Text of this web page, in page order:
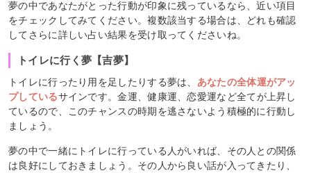
夢の中であなたがとった行動が印象に残っているなら、近い項目
をチェックしてみてください。複数該当する場合は、どれも確認
してさらに詳しい占い結果を受け取ってくださいね。
トイレに行く夢【吉夢】
トイレに行ったり用を足したりする夢は、 あなたの全体運がアッ
プしているサインです。金運、健康運、恋愛運など全てが上昇し
ているので、このチャンスの時期を逃さないよう積極的に行動し
ましょう。
夢の中で一緒にトイレに行っている人がいれば、その人との関係
は良好にしておきましょう。その人から良い話が入ってきたり、